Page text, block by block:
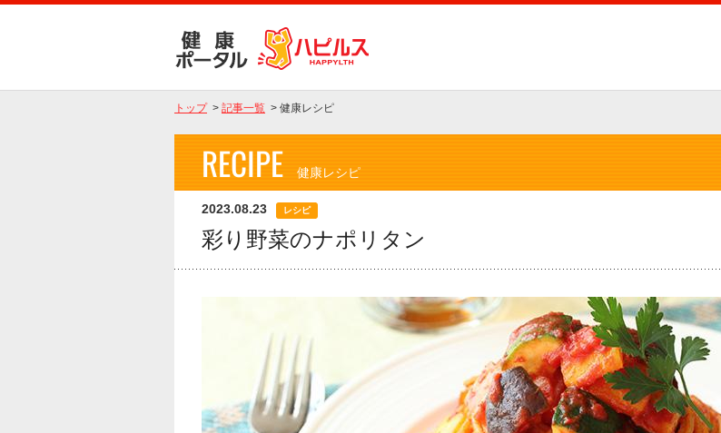
トップ > 記事一覧 > 健康レシピ
RECIPE 健康レシピ
2023.08.23 レシピ
彩り野菜のナポリタン